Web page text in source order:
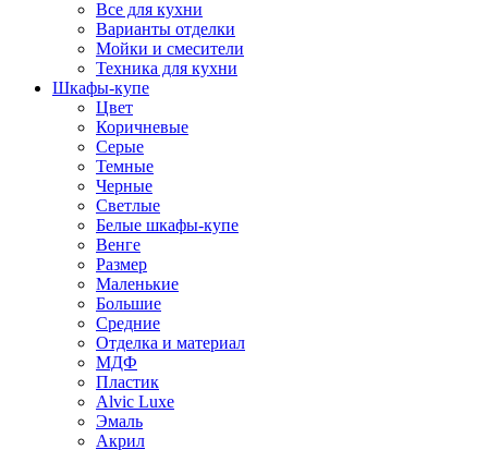
Все для кухни
Варианты отделки
Мойки и смесители
Техника для кухни
Шкафы-купе
Цвет
Коричневые
Серые
Темные
Черные
Светлые
Белые шкафы-купе
Венге
Размер
Маленькие
Большие
Средние
Отделка и материал
МДФ
Пластик
Alvic Luxe
Эмаль
Акрил